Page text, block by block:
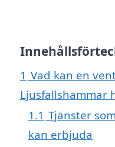
1 Vad kan en
Ljusfallshammar
1.1 Tjänster
kan erbjuda